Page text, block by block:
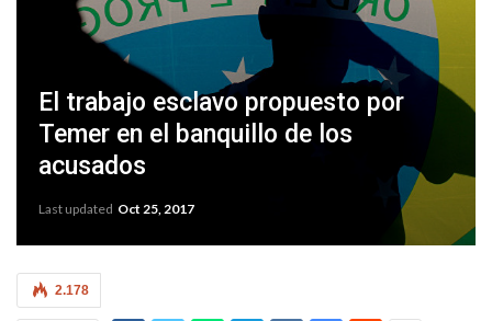
El trabajo esclavo propuesto por
Temer en el banquillo de los
acusados
Last updated Oct 25, 2017
2.178